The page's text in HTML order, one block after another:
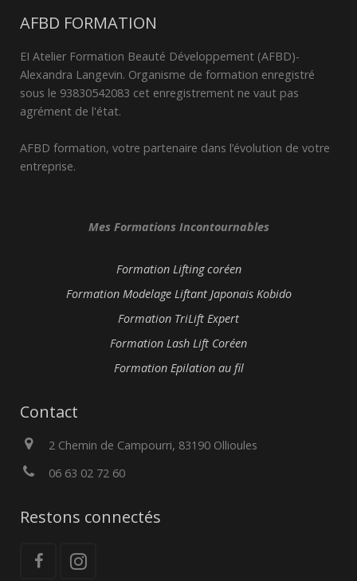
AFBD FORMATION
EI Atelier Formation Beauté Développement (AFBD)-
Alexandra Langevin. Organisme de formation enregistré
sous le 93830542083 cet enregistrement ne vaut pas
agrément de l'état.
AFBD formation, votre partenaire dans l’évolution de votre
entreprise.
Mes Formations Incontournables
Formation Lifting coréen
Formation Modelage Liftant Japonais Kobido
Formation TriLift Expert
Formation Lash Lift Coréen
Formation Epilation au fil
Contact
2 Chemin de Campourri, 83190 Ollioules
06 63 02 72 60
Restons connectés